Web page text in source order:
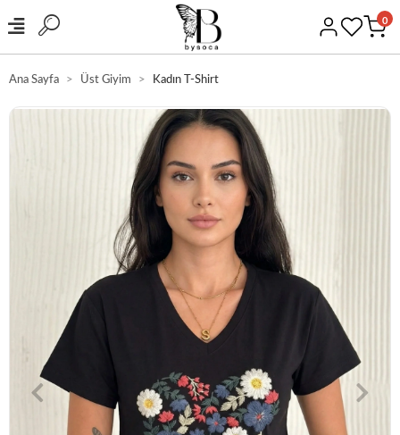
0
GÜVENLİ ALIŞVERİŞ
Ana Sayfa Üst Giyim Kadın T-Shirt